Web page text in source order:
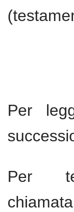
Per
Per